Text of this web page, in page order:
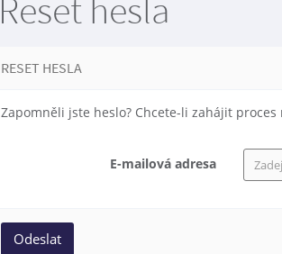
Reset hesla
RESET HESLA
Zapomněli jste heslo? Chcete-li zahájit
E-mailová adresa